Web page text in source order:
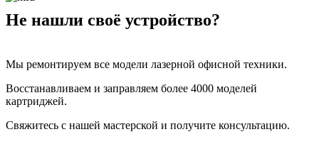
Не нашли своё устройство?
Мы ремонтируем все модели лазерной офисной техники.
Восстанавливаем и заправляем более 4000 моделей
картриджей.
Свяжитесь с нашей мастерской и получите консультацию.